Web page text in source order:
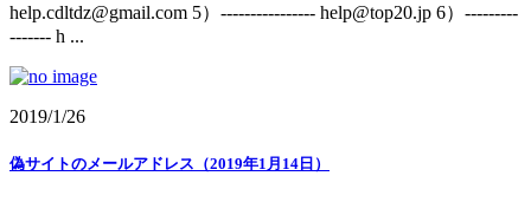
help.cdltdz@gmail.com 5）---------------- help@top20.jp 6）---------
------- h ...
2019/1/26
偽サイトのメールアドレス（2019年1月14日）